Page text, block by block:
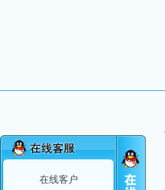
在线客户